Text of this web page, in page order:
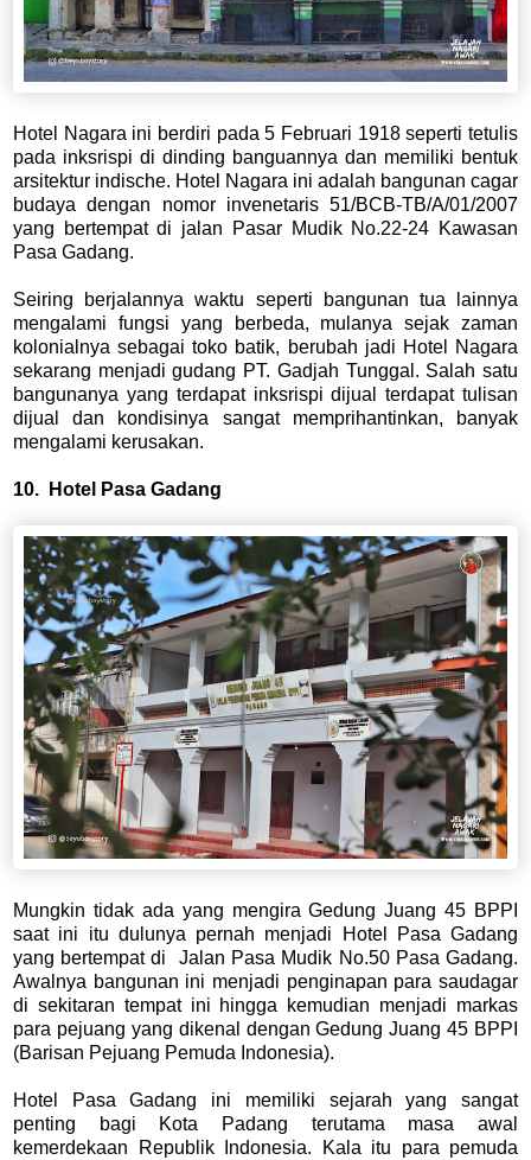
Hotel Nagara ini berdiri pada 5 Februari 1918 seperti tetulis
pada inksrispi di dinding banguannya dan memiliki bentuk
arsitektur indische. Hotel Nagara ini adalah bangunan cagar
budaya dengan nomor invenetaris 51/BCB-TB/A/01/2007
yang bertempat di jalan Pasar Mudik No.22-24 Kawasan
Pasa Gadang.
Seiring berjalannya waktu seperti bangunan tua lainnya
mengalami fungsi yang berbeda, mulanya sejak zaman
kolonialnya sebagai toko batik, berubah jadi Hotel Nagara
sekarang menjadi gudang PT. Gadjah Tunggal. Salah satu
bangunanya yang terdapat inksrispi dijual terdapat tulisan
dijual dan kondisinya sangat memprihantinkan, banyak
mengalami kerusakan.
10. Hotel Pasa Gadang
Mungkin tidak ada yang mengira Gedung Juang 45 BPPI
saat ini itu dulunya pernah menjadi Hotel Pasa Gadang
yang bertempat di Jalan Pasa Mudik No.50 Pasa Gadang.
Awalnya bangunan ini menjadi penginapan para saudagar
di sekitaran tempat ini hingga kemudian menjadi markas
para pejuang yang dikenal dengan Gedung Juang 45 BPPI
(Barisan Pejuang Pemuda Indonesia).
Hotel Pasa Gadang ini memiliki sejarah yang sangat
penting bagi Kota Padang terutama masa awal
kemerdekaan Republik Indonesia. Kala itu para pemuda